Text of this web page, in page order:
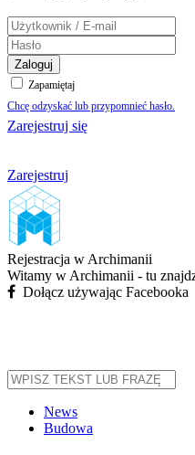
Zaloguj
Zapamiętaj
Chcę odzyskać lub przypomnieć hasło.
Zarejestruj się
Zarejestruj
Rejestracja w Archimanii
Witamy w Archimanii - tu
Dołącz używając Facebooka
News
Budowa